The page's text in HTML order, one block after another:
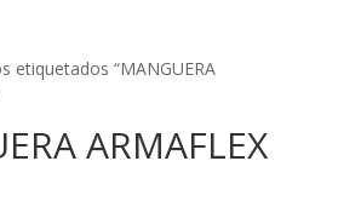
etiquetados “MANGUERA
ARMAFLEX